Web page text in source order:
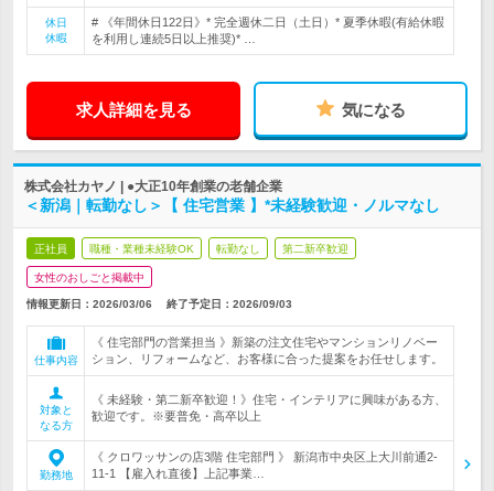
休日
休暇
# 《年間休日122日》* 完全週休二日（土日）* 夏季休暇(有給休暇
を利用し連続5日以上推奨)* …
求人詳細を見る 気になる
株式会社カヤノ | ●大正10年創業の老舗企業
＜新潟｜転勤なし＞【 住宅営業 】*未経験歓迎・ノルマなし
正社員 職種・業種未経験OK 転勤なし 第二新卒歓迎
女性のおしごと掲載中
情報更新日：2026/03/06 終了予定日： 2026/09/03
仕事内容
《 住宅部門の営業担当 》新築の注文住宅やマンションリノベー
ション、リフォームなど、お客様に合った提案をお任せします。
対象と
なる方
《 未経験・第二新卒歓迎！》住宅・インテリアに興味がある方、
歓迎です。※要普免・高卒以上
勤務地
《 クロワッサンの店3階 住宅部門 》 新潟市中央区上大川前通2-
11-1 【雇入れ直後】上記事業…